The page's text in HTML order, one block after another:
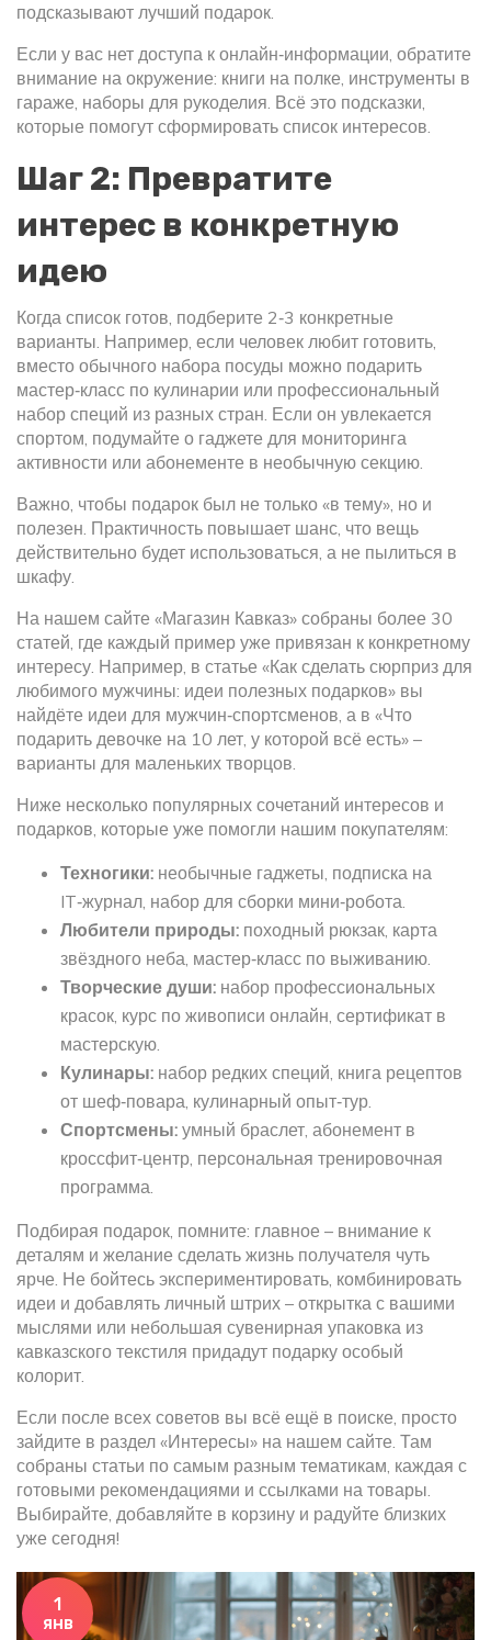
подсказывают лучший подарок.
Если у вас нет доступа к онлайн‑информации, обратите
внимание на окружение: книги на полке, инструменты в
гараже, наборы для рукоделия. Всё это подсказки,
которые помогут сформировать список интересов.
Шаг 2: Превратите
интерес в конкретную
идею
Когда список готов, подберите 2‑3 конкретные
варианты. Например, если человек любит готовить,
вместо обычного набора посуды можно подарить
мастер‑класс по кулинарии или профессиональный
набор специй из разных стран. Если он увлекается
спортом, подумайте о гаджете для мониторинга
активности или абонементе в необычную секцию.
Важно, чтобы подарок был не только «в тему», но и
полезен. Практичность повышает шанс, что вещь
действительно будет использоваться, а не пылиться в
шкафу.
На нашем сайте «Магазин Кавказ» собраны более 30
статей, где каждый пример уже привязан к конкретному
интересу. Например, в статье «Как сделать сюрприз для
любимого мужчины: идеи полезных подарков» вы
найдёте идеи для мужчин‑спортсменов, а в «Что
подарить девочке на 10 лет, у которой всё есть» –
варианты для маленьких творцов.
Ниже несколько популярных сочетаний интересов и
подарков, которые уже помогли нашим покупателям:
Техногики: необычные гаджеты, подписка на
IT‑журнал, набор для сборки мини‑робота.
Любители природы: походный рюкзак, карта
звёздного неба, мастер‑класс по выживанию.
Творческие души: набор профессиональных
красок, курс по живописи онлайн, сертификат в
мастерскую.
Кулинары: набор редких специй, книга рецептов
от шеф‑повара, кулинарный опыт‑тур.
Спортсмены: умный браслет, абонемент в
кроссфит‑центр, персональная тренировочная
программа.
Подбирая подарок, помните: главное – внимание к
деталям и желание сделать жизнь получателя чуть
ярче. Не бойтесь экспериментировать, комбинировать
идеи и добавлять личный штрих – открытка с вашими
мыслями или небольшая сувенирная упаковка из
кавказского текстиля придадут подарку особый
колорит.
Если после всех советов вы всё ещё в поиске, просто
зайдите в раздел «Интересы» на нашем сайте. Там
собраны статьи по самым разным тематикам, каждая с
готовыми рекомендациями и ссылками на товары.
Выбирайте, добавляйте в корзину и радуйте близких
уже сегодня!
1
янв